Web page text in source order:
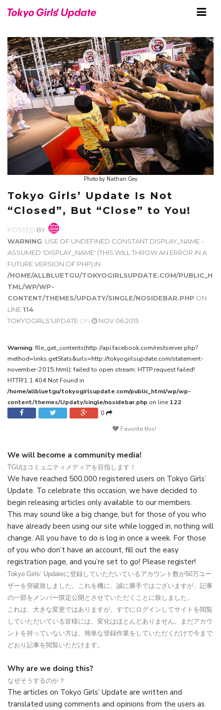
Photo by Nathan Gey
Tokyo Girls’ Update Is Not
“Closed”, But “Close” to You!
POSTED BY
WARNING: USE OF UNDEFINED CONSTANT DISPLAY_NAME -
ASSUMED 'DISPLAY_NAME' (THIS WILL THROW AN ERROR IN A
FUTURE VERSION OF PHP) IN
/HOME/ALLBLUETGU/TOKYOGIRLSUPDATE.COM/PUBLIC_H
TML/WP/WP-
CONTENT/THEMES/UPDATY/SINGLE/NOSIDEBAR.PHP ON
LINE 114
TOKYOGIRLS'UPDATE ON NOV.06.2015
Warning: file_get_contents(http://api.facebook.com/restserver.php?
method=links.getStats&urls=http://tokyogirlsupdate.com/statement-
november-2015.html): failed to open stream: HTTP request failed!
HTTP/1.1 404 Not Found in
/home/allbluetgu/tokyogirlsupdate.com/public_html/wp/wp-
content/themes/Updaty/single/nosidebar.php on line 122
0
Favorite this!
We will become a community media!
TGUはコミュニティメディアを目指します！
We have reached 500,000 registered users on Tokyo Girls’
Update. To celebrate this occasion, we have decided to
begin releasing articles only available to our members.
This may sound like a big change, but for those of you who
have already been using our site while logged in, nothing will
change. All you have to do is log in once a week. For those
of you who don’t have an account, fill out the easy
registration page, and you’re set to go! Please register!
Tokyo Girls’ Updateに登録していただいているアカウント数が50万ユー
ザーを突破致しました。これを機に、誠に勝手ではございますが、記事
の一部をメンバー限定公開とさせていただくことに致しました。
これは、大きな変更ではありますが、すでにログインしてサイトを閲覧
していただいている皆様には、変化はほとんどありません。まだアカウ
ントを持っていない方は、簡単な登録作業をしていただくだけで今まで
どおり記事を閲覧いただけます。
Why are we doing this?
なぜそうするのか？
The articles on Tokyo Girls’ Update are written and
translated using comments and opinions from the users as